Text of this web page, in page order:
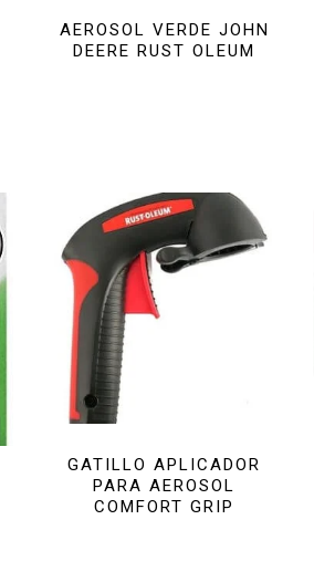
AEROSOL VERDE JOHN
DEERE RUST OLEUM
GATILLO APLICADOR
PARA AEROSOL
COMFORT GRIP